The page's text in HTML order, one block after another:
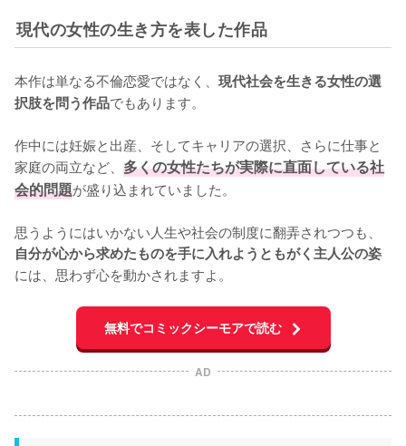
現代の女性の生き方を表した作品
本作は単なる不倫恋愛ではなく、 現代社会を生きる女性の選
択肢を問う作品でもあります。
作中には妊娠と出産、そしてキャリアの選択、さらに仕事と
家庭の両立など、 多くの女性たちが実際に直面している社
会的問題が盛り込まれていました。
思うようにはいかない人生や社会の制度に翻弄されつつも、
自分が心から求めたものを手に入れようともがく主人公の姿
には、思わず心を動かされますよ。
無料でコミックシーモアで読む
AD